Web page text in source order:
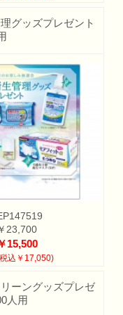
グッズプレゼント
23,700
15,500
込￥17,050)
ーングッズプレゼ
人用